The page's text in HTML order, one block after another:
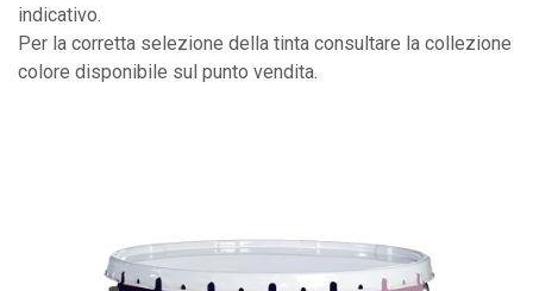
indicativo.
Per la corretta selezione della tinta consultare la collezione
colore disponibile sul punto vendita.